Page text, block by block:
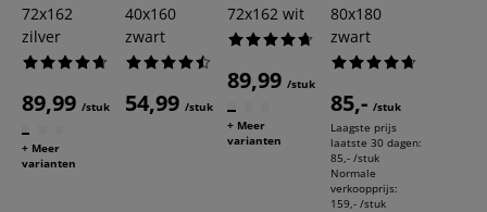
72x162
zilver
89,99 /stuk
+ Meer
varianten
40x160
zwart
54,99 /stuk
72x162 wit
89,99 /stuk
+ Meer
varianten
80x180
zwart
85,- /stuk
Laagste prijs
laatste 30 dagen:
85,- /stuk
Normale
verkoopprijs:
159,- /stuk